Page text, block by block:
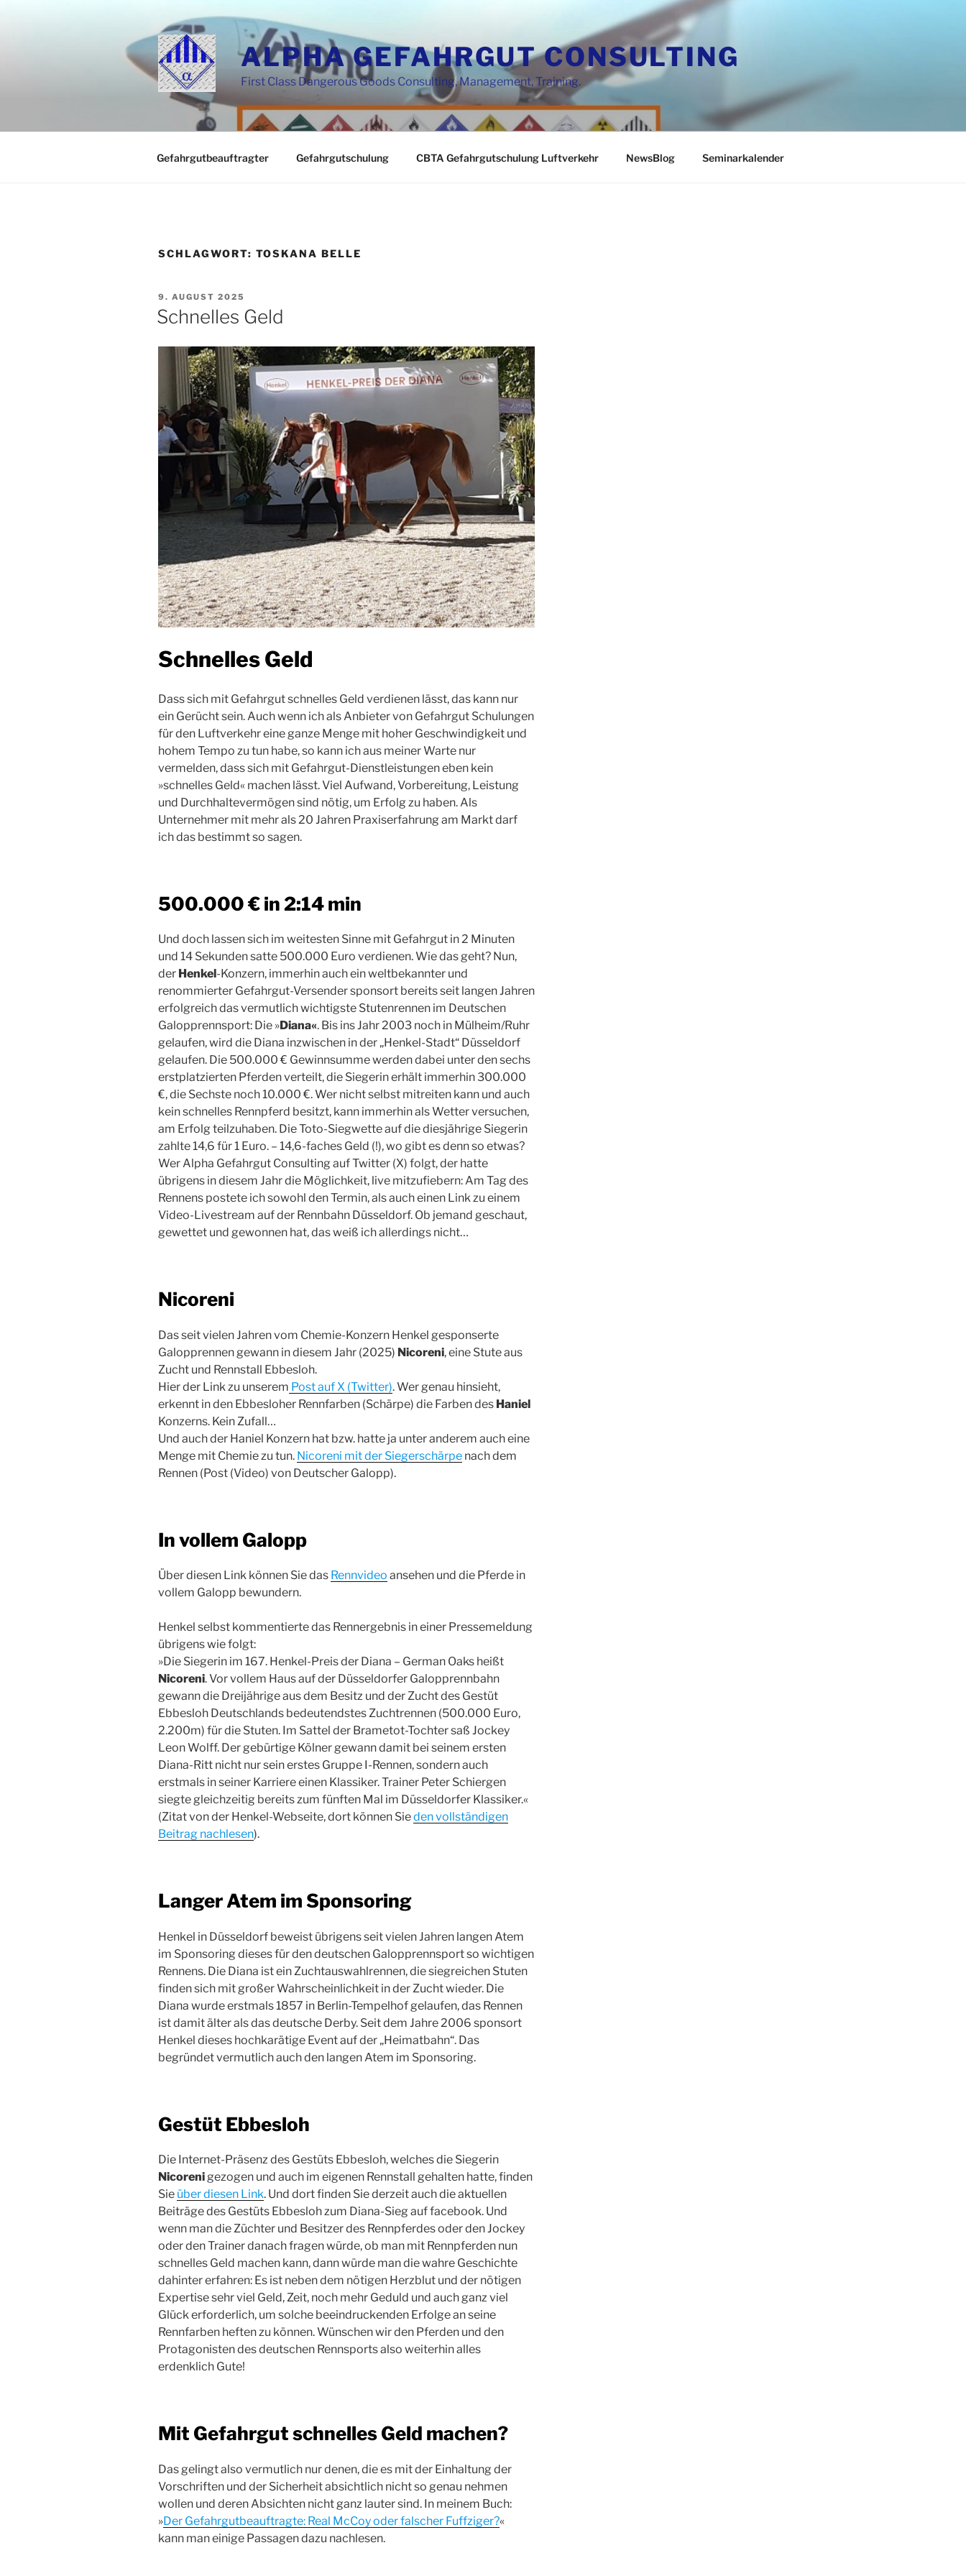
ALPHA GEFAHRGUT CONSULTING
First Class Dangerous Goods Consulting, Management, Training.
Gefahrgutbeauftragter Gefahrgutschulung CBTA Gefahrgutschulung Luftverkehr NewsBlog Seminarkalender
SCHLAGWORT: TOSKANA BELLE
VERÖFFENTLICHT
AM
9. AUGUST 2025
Schnelles Geld
Schnelles Geld
Dass sich mit Gefahrgut schnelles Geld verdienen lässt, das kann nur
ein Gerücht sein. Auch wenn ich als Anbieter von Gefahrgut Schulungen
für den Luftverkehr eine ganze Menge mit hoher Geschwindigkeit und
hohem Tempo zu tun habe, so kann ich aus meiner Warte nur
vermelden, dass sich mit Gefahrgut-Dienstleistungen eben kein
»schnelles Geld« machen lässt. Viel Aufwand, Vorbereitung, Leistung
und Durchhaltevermögen sind nötig, um Erfolg zu haben. Als
Unternehmer mit mehr als 20 Jahren Praxiserfahrung am Markt darf
ich das bestimmt so sagen.
500.000 € in 2:14 min
Und doch lassen sich im weitesten Sinne mit Gefahrgut in 2 Minuten
und 14 Sekunden satte 500.000 Euro verdienen. Wie das geht? Nun,
der Henkel-Konzern, immerhin auch ein weltbekannter und
renommierter Gefahrgut-Versender sponsort bereits seit langen Jahren
erfolgreich das vermutlich wichtigste Stutenrennen im Deutschen
Galopprennsport: Die »Diana«. Bis ins Jahr 2003 noch in Mülheim/Ruhr
gelaufen, wird die Diana inzwischen in der „Henkel-Stadt“ Düsseldorf
gelaufen. Die 500.000 € Gewinnsumme werden dabei unter den sechs
erstplatzierten Pferden verteilt, die Siegerin erhält immerhin 300.000
€, die Sechste noch 10.000 €. Wer nicht selbst mitreiten kann und auch
kein schnelles Rennpferd besitzt, kann immerhin als Wetter versuchen,
am Erfolg teilzuhaben. Die Toto-Siegwette auf die diesjährige Siegerin
zahlte 14,6 für 1 Euro. – 14,6-faches Geld (!), wo gibt es denn so etwas?
Wer Alpha Gefahrgut Consulting auf Twitter (X) folgt, der hatte
übrigens in diesem Jahr die Möglichkeit, live mitzufiebern: Am Tag des
Rennens postete ich sowohl den Termin, als auch einen Link zu einem
Video-Livestream auf der Rennbahn Düsseldorf. Ob jemand geschaut,
gewettet und gewonnen hat, das weiß ich allerdings nicht…
Nicoreni
Das seit vielen Jahren vom Chemie-Konzern Henkel gesponserte
Galopprennen gewann in diesem Jahr (2025) Nicoreni, eine Stute aus
Zucht und Rennstall Ebbesloh.
Hier der Link zu unserem Post auf X (Twitter). Wer genau hinsieht,
erkennt in den Ebbesloher Rennfarben (Schärpe) die Farben des Haniel
Konzerns. Kein Zufall…
Und auch der Haniel Konzern hat bzw. hatte ja unter anderem auch eine
Menge mit Chemie zu tun. Nicoreni mit der Siegerschärpe nach dem
Rennen (Post (Video) von Deutscher Galopp).
In vollem Galopp
Über diesen Link können Sie das Rennvideo ansehen und die Pferde in
vollem Galopp bewundern.
Henkel selbst kommentierte das Rennergebnis in einer Pressemeldung
übrigens wie folgt:
»Die Siegerin im 167. Henkel-Preis der Diana – German Oaks heißt
Nicoreni. Vor vollem Haus auf der Düsseldorfer Galopprennbahn
gewann die Dreijährige aus dem Besitz und der Zucht des Gestüt
Ebbesloh Deutschlands bedeutendstes Zuchtrennen (500.000 Euro,
2.200m) für die Stuten. Im Sattel der Brametot-Tochter saß Jockey
Leon Wolff. Der gebürtige Kölner gewann damit bei seinem ersten
Diana-Ritt nicht nur sein erstes Gruppe I-Rennen, sondern auch
erstmals in seiner Karriere einen Klassiker. Trainer Peter Schiergen
siegte gleichzeitig bereits zum fünften Mal im Düsseldorfer Klassiker.«
(Zitat von der Henkel-Webseite, dort können Sieden vollständigen
Beitrag nachlesen).
Langer Atem im Sponsoring
Henkel in Düsseldorf beweist übrigens seit vielen Jahren langen Atem
im Sponsoring dieses für den deutschen Galopprennsport so wichtigen
Rennens. Die Diana ist ein Zuchtauswahlrennen, die siegreichen Stuten
finden sich mit großer Wahrscheinlichkeit in der Zucht wieder. Die
Diana wurde erstmals 1857 in Berlin-Tempelhof gelaufen, das Rennen
ist damit älter als das deutsche Derby. Seit dem Jahre 2006 sponsort
Henkel dieses hochkarätige Event auf der „Heimatbahn“. Das
begründet vermutlich auch den langen Atem im Sponsoring.
Gestüt Ebbesloh
Die Internet-Präsenz des Gestüts Ebbesloh, welches die Siegerin
Nicorenigezogen und auch im eigenen Rennstall gehalten hatte, finden
Sie über diesen Link. Und dort finden Sie derzeit auch die aktuellen
Beiträge des Gestüts Ebbesloh zum Diana-Sieg auf facebook. Und
wenn man die Züchter und Besitzer des Rennpferdes oder den Jockey
oder den Trainer danach fragen würde, ob man mit Rennpferden nun
schnelles Geld machen kann, dann würde man die wahre Geschichte
dahinter erfahren: Es ist neben dem nötigen Herzblut und der nötigen
Expertise sehr viel Geld, Zeit, noch mehr Geduld und auch ganz viel
Glück erforderlich, um solche beeindruckenden Erfolge an seine
Rennfarben heften zu können. Wünschen wir den Pferden und den
Protagonisten des deutschen Rennsports also weiterhin alles
erdenklich Gute!
Mit Gefahrgut schnelles Geld machen?
Das gelingt also vermutlich nur denen, die es mit der Einhaltung der
Vorschriften und der Sicherheit absichtlich nicht so genau nehmen
wollen und deren Absichten nicht ganz lauter sind. In meinem Buch:
»Der Gefahrgutbeauftragte: Real McCoy oder falscher Fuffziger?«
kann man einige Passagen dazu nachlesen.